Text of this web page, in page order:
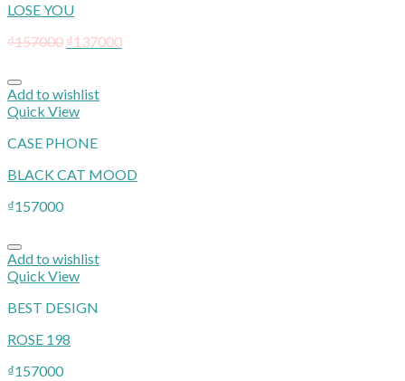
LOSE YOU
₫157000 ₫137000
Add to wishlist
Quick View
CASE PHONE
BLACK CAT MOOD
₫157000
Add to wishlist
Quick View
BEST DESIGN
ROSE 198
₫157000